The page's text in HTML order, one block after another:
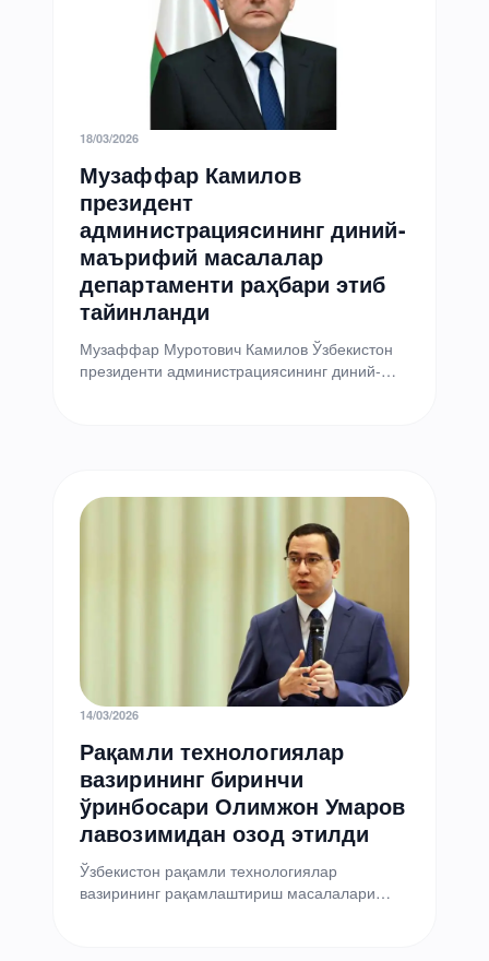
18/03/2026
Музаффар Камилов
президент
администрациясининг диний-
маърифий масалалар
департаменти раҳбари этиб
тайинланди
Музаффар Муротович Камилов Ўзбекистон
президенти администрациясининг диний-
14/03/2026
Рақамли технологиялар
вазирининг биринчи
ўринбосари Олимжон Умаров
лавозимидан озод этилди
Ўзбекистон рақамли технологиялар
вазирининг рақамлаштириш масалалари